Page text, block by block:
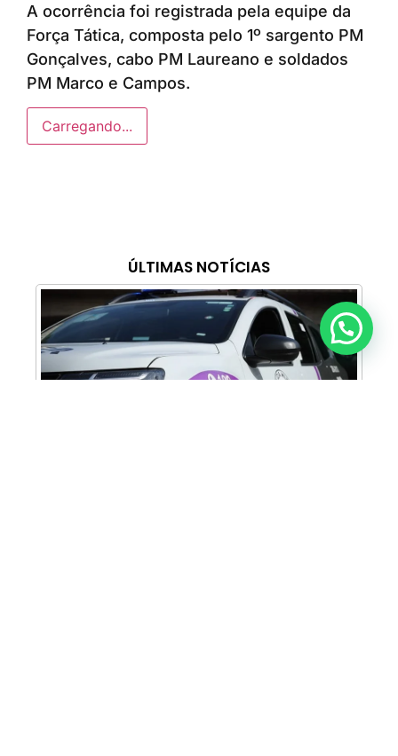
ÚLTIMAS NOTÍCIAS
A ocorrência foi registrada pela equipe da
Força Tática, composta pelo 1º sargento PM
Gonçalves, cabo PM Laureano e soldados
PM Marco e Campos.
Carregando...
Anunciar ou recomendar matéria